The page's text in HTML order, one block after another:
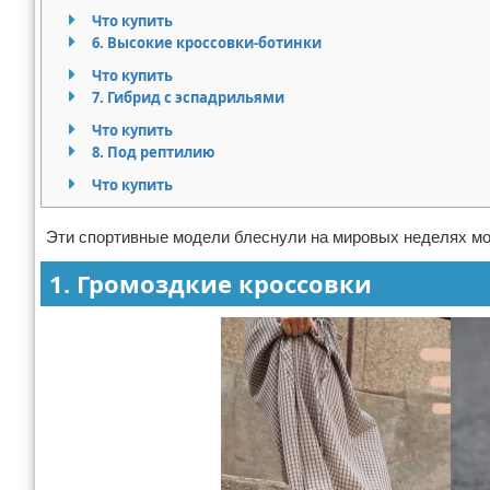
Боевые виды искусства
Как накачаться
Теннис
Легкая атлетика
Водный спорт
Похудание
Отказ от ответственности
Что купить
6. Высокие кроссовки-ботинки
Что купить
7. Гибрид с эспадрильями
Что купить
8. Под рептилию
Что купить
Эти спортивные модели блеснули на мировых неделях
1. Громоздкие кроссовки